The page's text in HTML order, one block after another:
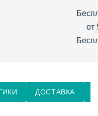
от
ДОСТАВКА